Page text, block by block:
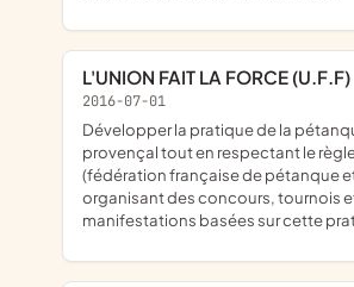
L'UNION FAIT LA FORCE (U.F.F)
2016-07-01
développer la pratique de la pétanque et du jeu
provençal tout en respectant le
(fédération française de pétanque
organisant des concours, tournois
manifestations basées sur cette